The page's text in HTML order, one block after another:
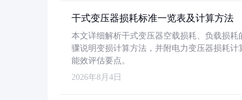
干式变压器损耗标准一览表及计算方法
本文详细解析干式变压器空载损耗、负载损耗
骤说明变损计算方法，并附电力变压器损耗计
能效评估要点。
2026年8月4日